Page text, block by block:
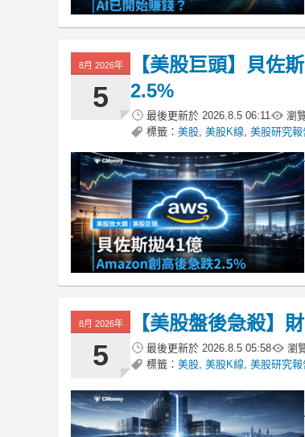
8月 2026年
5
【美股巨頭】貝佐
2.5%
最後更新於 2026.8.5 06:11 瀏
標籤： 美股 美股K線 美股研究報
8月 2026年
5
【美股盤後急殺】
最後更新於 2026.8.5 05:58 瀏
標籤： 美股 美股K線 美股研究報